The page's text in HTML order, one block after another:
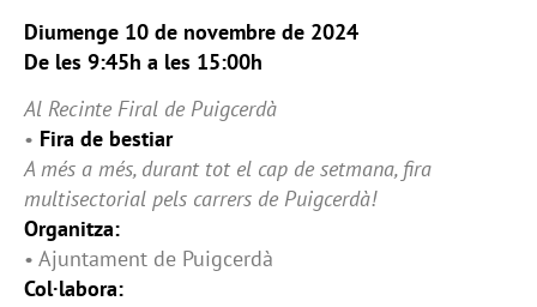
Diumenge 10 de novembre de 2024
De les 9:45h a les 15:00h
Al Recinte Firal de Puigcerdà
• Fira de bestiar
A més a més, durant tot el cap de setmana, fira
multisectorial pels carrers de Puigcerdà!
Organitza:
• Ajuntament de Puigcerdà
Col·labora: